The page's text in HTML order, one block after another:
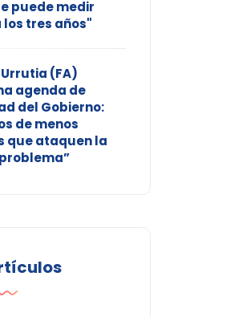
puede medir
los tres años"
(FA)
agenda de
del Gobierno:
de menos
que ataquen la